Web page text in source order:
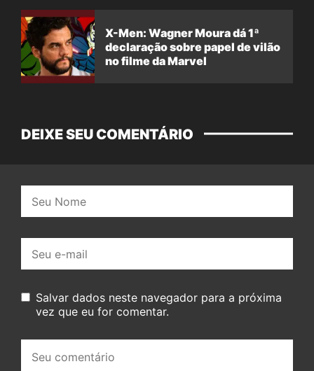
X-Men: Wagner Moura dá 1ª
declaração sobre papel de vilão
no filme da Marvel
DEIXE SEU COMENTÁRIO
mail:
Salvar dados neste navegador para a próxima
vez que eu for comentar.
comentário: